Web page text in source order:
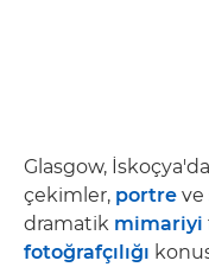
Glasgow,
çekimler, portre ve
dramatik mimariyi
fotoğrafçılığı